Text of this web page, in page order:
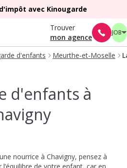
avec Kinougarde
Trouver
mon agence
JOB
d'enfants Meurthe-et-Moselle
d'enfants à
nourrice à Chavigny, pensez à